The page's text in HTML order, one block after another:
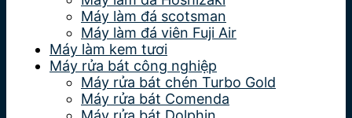
Máy làm đá scotsman
Máy làm đá viên Fuji Air
Máy làm kem tươi
Máy rửa bát công nghiệp
Máy rửa bát chén Turbo Gold
Máy rửa bát Comenda